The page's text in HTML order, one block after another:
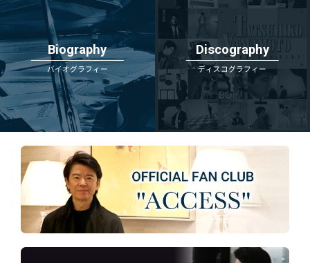
Biography
バイオグラフィー
Discography
ディスコグラフィー